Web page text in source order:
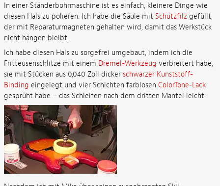
In einer Ständerbohrmaschine ist es einfach, kleinere Dinge wie
diesen Hals zu polieren. Ich habe die Säule mit Schutzfilz gefüllt,
der mit Reparaturmagneten gehalten wird, damit das Werkstück
nicht hängen bleibt.
Ich habe diesen Hals zu sorgefrei umgebaut, indem ich die
Fritteusenschlitze mit einem Dremel-Werkzeug verbreitert habe,
sie mit Stücken aus 0,040 Zoll dicker schwarzer Kunststoff-
Binding eingelegt und vier Schichten farblosen ColorTone-Lack
gesprüht habe – das Schleifen nach dem dritten Mantel leicht.